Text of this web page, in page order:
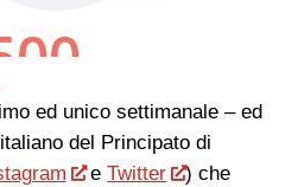
ed unico settimanale – ed
del Principato di
eTwitter
) che